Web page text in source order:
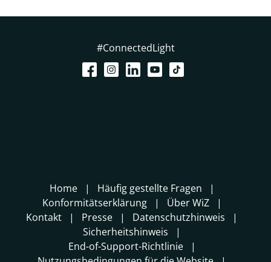
#ConnectedLight
Home
Häufig gestellte Fragen
Konformitätserklärung
Über WiZ
Kontakt
Presse
Datenschutzhinweis
Sicherheitshinweis
End-of-Support-Richtlinie